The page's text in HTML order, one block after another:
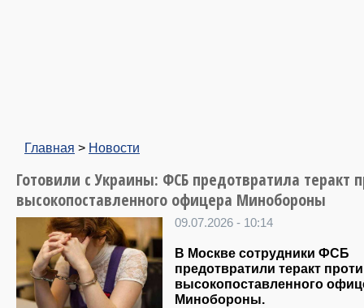
Главная > Новости
Готовили с Украины: ФСБ предотвратила теракт
высокопоставленного офицера Минобороны
09.07.2026 - 10:14
В Москве сотрудники ФСБ
предотвратили теракт
высокопоставленного
Минобороны.